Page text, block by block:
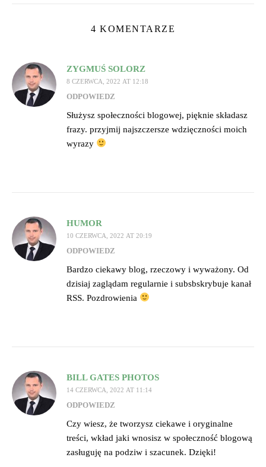
4 KOMENTARZE
ZYGMUŚ SOLORZ
8 CZERWCA, 2022 AT 12:18
ODPOWIEDZ
Służysz społeczności blogowej, pięknie składasz
frazy. przyjmij najszczersze wdzięczności moich
wyrazy
HUMOR
10 CZERWCA, 2022 AT 20:19
ODPOWIEDZ
Bardzo ciekawy blog, rzeczowy i wyważony. Od
dzisiaj zaglądam regularnie i subsbskrybuje kanał
RSS. Pozdrowienia
BILL GATES PHOTOS
14 CZERWCA, 2022 AT 11:14
ODPOWIEDZ
Czy wiesz, że tworzysz ciekawe i oryginalne
treści, wkład jaki wnosisz w społeczność blogową
zasługuję na podziw i szacunek. Dzięki!